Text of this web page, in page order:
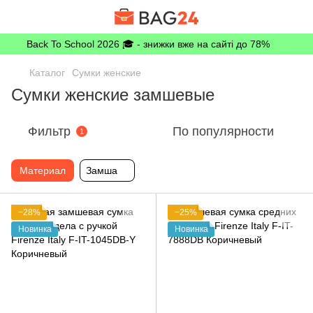
Back To School 2026 🎓 - знижки вже на сайті до 78%
Каталог Сумки женские
Сумки женские замшевые
Фильтр 1 По популярности
Материал Замша
−28%
Новинка
−25%
Новинка